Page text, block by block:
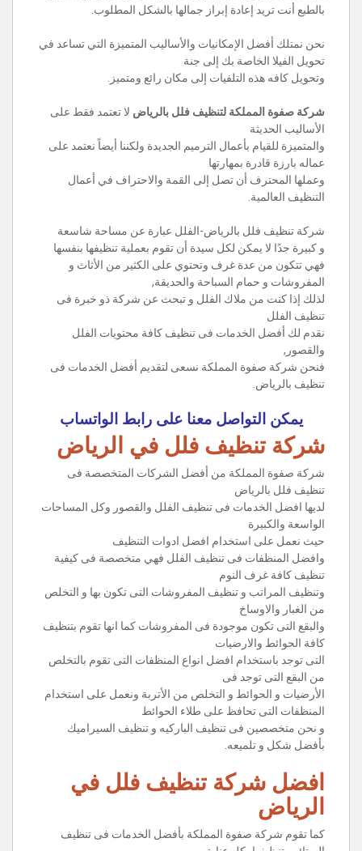
بالطبع أنت تريد إعادة إبراز جمالها بالشكل المطلوب.
نحن نمتلك أفضل الإمكانيات والأساليب المتميزة التي تساعد في
تحويل الفيلا الخاصة بك إلى جنة
وتحويل كافه هذه التلفيات إلى مكان رائع ومتميز.
شركة صفوة المملكة لتنظيف فلل بالرياض لا تعتمد فقط على
الأساليب الحديثة
والمتميزة للقيام بأعمال الترميم الجديدة ولكننا أيضاً نعتمد على
عماله بارزة قادرة بمهارتها
وعملها المحترف أن تصل إلى القمة والاحتراف في أعمال
التنظيف العالمية.
شركة تنظيف فلل بالرياض-الفلل عبارة عن مساحة شاسعة
و كبيرة جدًا لا يمكن لكل سيدة أن تقوم بعملية تنظيفها بنفسها
فهي تتكون من عدة غرف وتحتوي على الكثير من الأثاث و
المفروشات و حمام السباحة والحديقة,
لذلك إذا كنت من ملاك الفلل و تبحث عن شركة ذو خبرة فى
تنظيف الفلل
نقدم لك أفضل الخدمات فى تنظيف كافة محتويات الفلل
والقصور,
فنحن شركة صفوة المملكة نسعى لتقديم أفضل الخدمات فى
تنظيف بالرياض.
يمكن التواصل معنا على رابط الواتساب
شركة تنظيف فلل في الرياض
شركة صفوة المملكة من أفضل الشركات المتخصصة فى
تنظيف فلل بالرياض
لديها افضل الخدمات فى تنظيف الفلل والقصور وكل المساحات
الواسعة والكبيرة
حيث نعمل على استخدام افضل ادوات التنظيف
وافضل المنظفات فى تنظيف الفلل فهي متخصصة فى كيفية
تنظيف كافة غرف النوم
وتنظيف المراتب و تنظيف المفروشات التى تكون بها و التخلص
من الغبار والاوساخ
والبقع التى تكون موجودة فى المفروشات كما انها تقوم بتنظيف
كافة الحوائط والارضيات
التى توجد باستخدام افضل انواع المنظفات التى تقوم بالتخلص
من البقع التى توجد فى
الأرضيات و الحوائط و التخلص من الأتربة ونعمل على استخدام
المنظفات التى تحافظ على طلاء الحوائط
و نحن متخصصين فى تنظيف الباركيه و تنظيف السيراميك
بأفضل شكل و تلميعه.
افضل شركة تنظيف فلل في
الرياض
كما تقوم شركة صفوة المملكة بأفضل الخدمات فى تنظيف